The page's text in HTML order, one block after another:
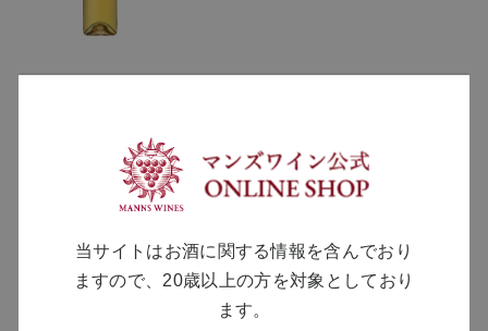
MANNS WINE
当サイトはお酒に関する情報を含んでおり
ますので、20歳以上の方を対象としており
ます。